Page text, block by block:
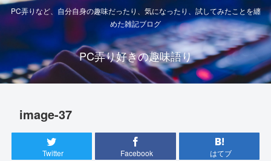
PC弄りなど、自分自身の趣味だったり、気になったり、試してみたことを纏
めた雑記ブログ
PC弄り好きの趣味語り
image-37
Twitter Facebook はてブ